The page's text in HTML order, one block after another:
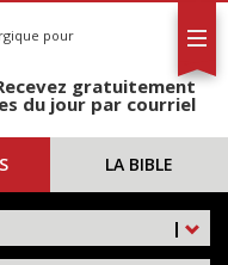
pour
gratuitement
du jour par courriel
LA BIBLE
|